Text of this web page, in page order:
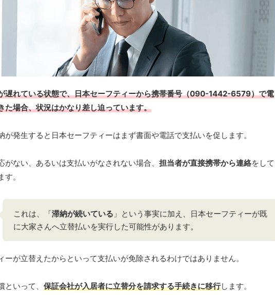
遅れている状態で、日本セーフティーから携帯番号（090-1442-6579）で電
た場合、状況はかなり差し迫っています。
が発生すると日本セーフティーはまず書面や電話で支払いを促します。
がない、あるいは支払いがなされない場合、 担当者が直接携帯から連絡をして
す。
これは、「滞納が続いている 」という事実に加え、日本セーフティーが既
に大家さんへ立替払いを実行した可能性があります。
ーが立替えたからといって支払いが免除されるわけではありません。
といって、 保証会社が入居者に立替分を請求する手続きに移行します。